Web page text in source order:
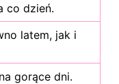
co dzień.
latem, jak i
gorące dni.